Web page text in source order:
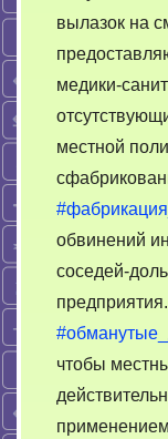
вылазок на
медики-
местной
обвинений
соседей-
предприятия.
чтобы